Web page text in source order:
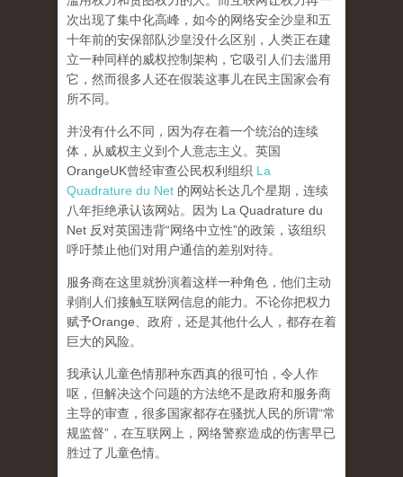
次出现了集中化高峰， 如今的网络安全沙皇和五
十年前的安保部队沙皇没什么区别，人类正在建
立一种同样的威权控制架构，它吸引人们去滥用
它，然而很多人还在假装这事儿在民主国家会有
所不同。
并没有什么不同，因为存在着一个统治的连续
体，从威权主义到个人意志主义。英国
OrangeUK曾经审查公民权利组织 La
Quadrature du Net 的网站长达几个星期，连续
八年拒绝承认该网站。因为 La Quadrature du
Net 反对英国违背“网络中立性”的政策，该组织
呼吁禁止他们对用户通信的差别对待。
服务商在这里就扮演着这样一种角色，他们主动
剥削人们接触互联网信息的能力。不论你把权力
赋予Orange、政府，还是其他什么人，都存在着
巨大的风险。
我承认儿童色情那种东西真的很可怕，令人作
呕，但解决这个问题的方法绝不是政府和服务商
主导的审查，很多国家都存在骚扰人民的所谓“常
规监督”，在互联网上，网络警察造成的伤害早已
胜过了儿童色情。